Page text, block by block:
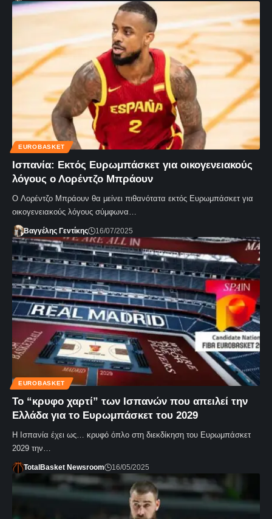
EUROBASKET
Ισπανία: Εκτός Ευρωμπάσκετ για οικογενειακούς
λόγους ο Λορέντζο Μπράουν
Ο Λορέντζο Μπράουν θα μείνει πιθανότατα εκτός Ευρωμπάσκετ για
οικογενειακούς λόγους σύμφωνα…
Βαγγέλης Γεντίκης 16/07/2025
EUROBASKET
Το “κρυφο χαρτί” των Ισπανών που απειλεί την
Ελλάδα για το Ευρωμπάσκετ του 2029
Η Ισπανία έχει ως… κρυφό όπλο στη διεκδίκηση του Ευρωμπάσκετ
2029 την…
TotalBasket Newsroom 16/05/2025